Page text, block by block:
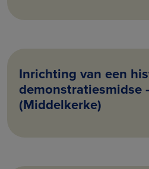
Inrichting van een
demonstratiesmidse
(Middelkerke)